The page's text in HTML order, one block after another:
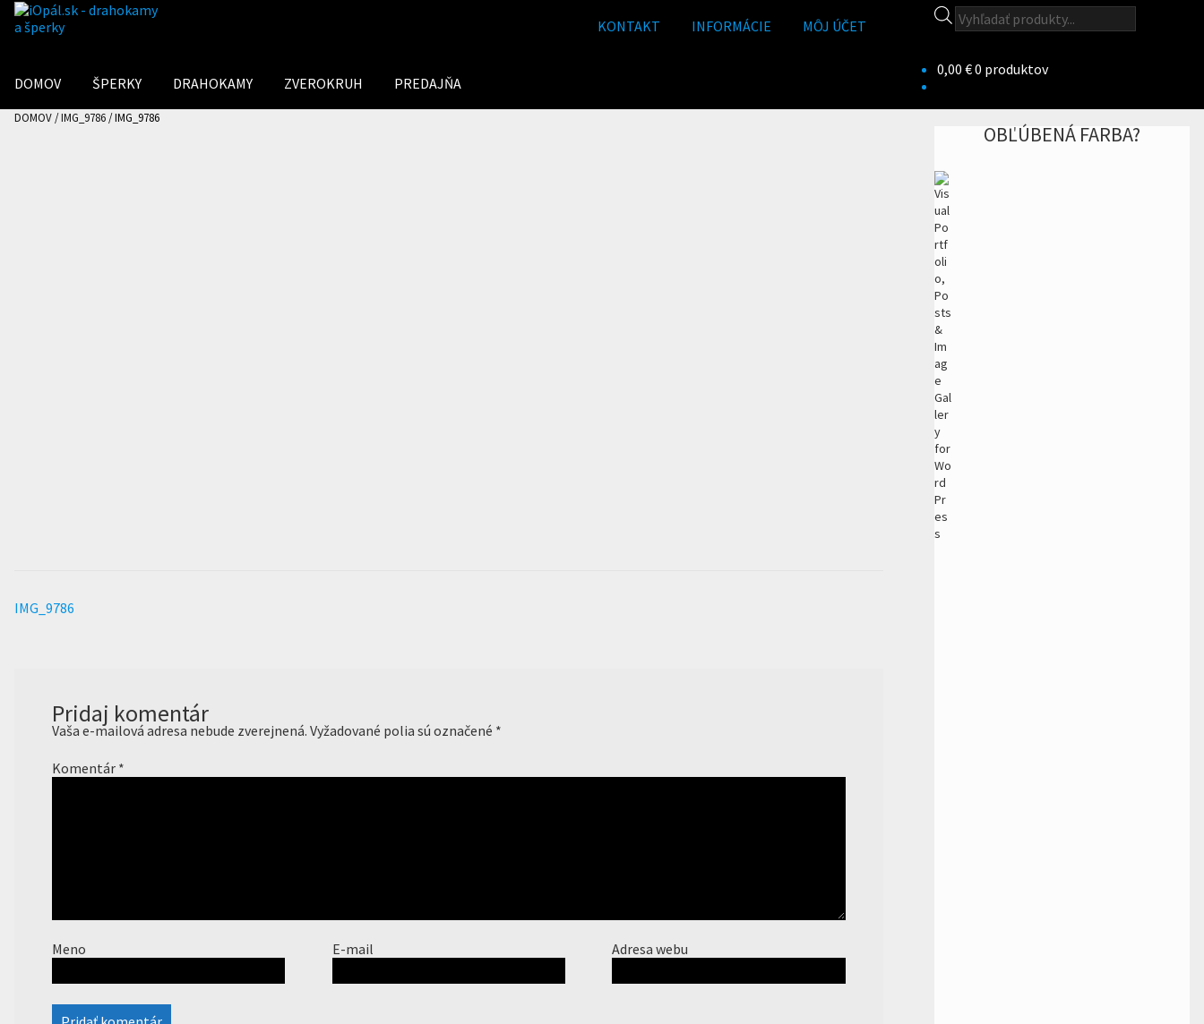
Preskočiť
na
Preskočiť
na
KONTAKT INFORMÁCIE MÔJ ÚČET
Products
search
DOMOV ŠPERKY DRAHOKAMY ZVEROKRUH PREDAJŇA
0,00 €0 produktov
DOMOV/IMG_9786/IMG_9786
Navigácia
Predchádzajúci
IMG_9786
Pridaj komentár
Vaša e-mailová adresa nebude zverejnená. Vyžadované polia sú označené *
Komentár *
Meno E-mail Adresa webu
OBĽÚBENÁ FARBA?